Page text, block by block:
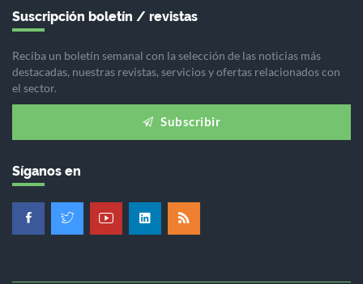
Suscripción boletín / revistas
Reciba un boletín semanal con la selección de las noticias más
destacadas, nuestras revistas, servicios y ofertas relacionados con
el sector.
Subscribir
Síganos en